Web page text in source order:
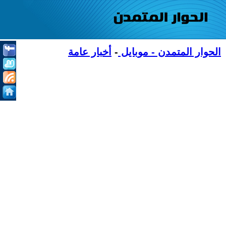
الحوار المتمدن - موبايل - أخبار عامة